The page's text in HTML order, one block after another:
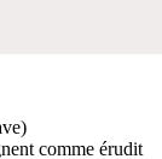
comme érudit